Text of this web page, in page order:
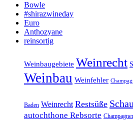
Bowle
#shirazwineday
Euro
Anthozyane
reinsortig
Weinbaugebiete Weinrecht
Weinbau Weinfehler
Baden Weinrecht Restsüße
autochthone Rebsorte Champagner